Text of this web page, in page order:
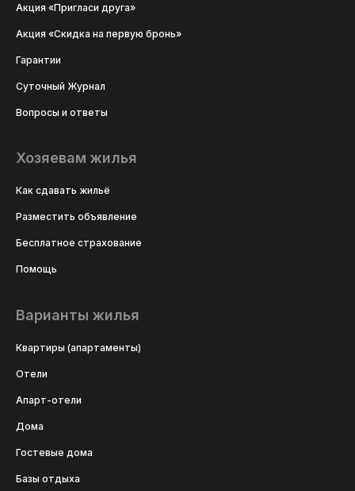
Акция «Пригласи друга»
Акция «Скидка на первую бронь»
Гарантии
Суточный Журнал
Вопросы и ответы
Хозяевам жилья
Как сдавать жильё
Разместить объявление
Бесплатное страхование
Помощь
Варианты жилья
Квартиры (апартаменты)
Отели
Апарт-отели
Дома
Гостевые дома
Базы отдыха